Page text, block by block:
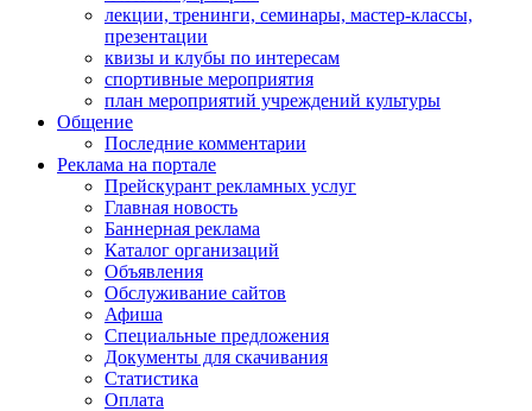
лекции, тренинги, семинары, мастер-классы,
презентации
квизы и клубы по интересам
спортивные мероприятия
план мероприятий учреждений культуры
Общение
Последние комментарии
Реклама на портале
Прейскурант рекламных услуг
Главная новость
Баннерная реклама
Каталог организаций
Объявления
Обслуживание сайтов
Афиша
Специальные предложения
Документы для скачивания
Статистика
Оплата